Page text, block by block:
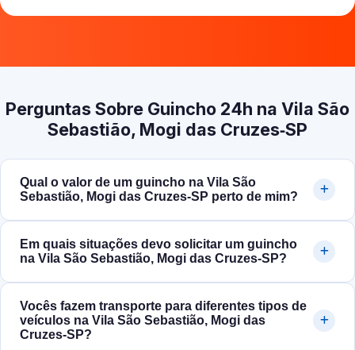
Perguntas Sobre Guincho 24h na Vila São
Sebastião, Mogi das Cruzes‑SP
Qual o valor de um guincho na Vila São
Sebastião, Mogi das Cruzes‑SP perto de mim?
Em quais situações devo solicitar um guincho
na Vila São Sebastião, Mogi das Cruzes‑SP?
Vocês fazem transporte para diferentes tipos de
veículos na Vila São Sebastião, Mogi das
Cruzes‑SP?